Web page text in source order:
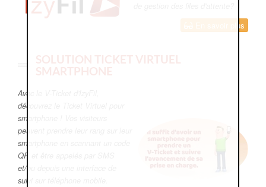
En savoir plus
SOLUTION TICKET VIRTUEL
SMARTPHONE
Avec le V-Ticket d'IzyFil,
découvrez le Ticket Virtuel pour
smartphone ! Vos visiteurs
peuvent prendre leur rang sur leur
smartphone en scannant un code
QR et être appelés par SMS
et/ou depuis une interface de
suivi sur téléphone mobile.